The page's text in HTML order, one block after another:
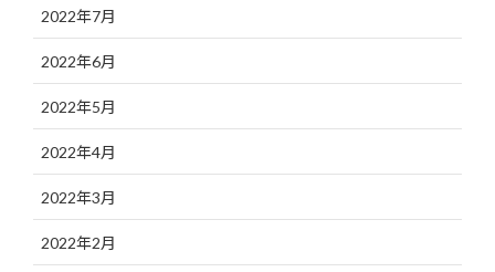
2022年7月
2022年6月
2022年5月
2022年4月
2022年3月
2022年2月